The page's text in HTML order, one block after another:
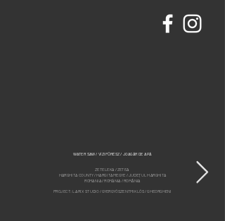
WATER SAW / VÍZIFŰRÉSZ / JOAGĂR DE APĂ
ZETELEKA / ZETEA
HARGHITA COUNTY / HARGITA MEGYE / JUDEȚUL HARGHITA
ROMANIA / ROMÁNIA / ROMÂNIA
PROJECT: LARIX STUDIO / GYERGYÓSZENTMIKLÓS / GHEORGHENI